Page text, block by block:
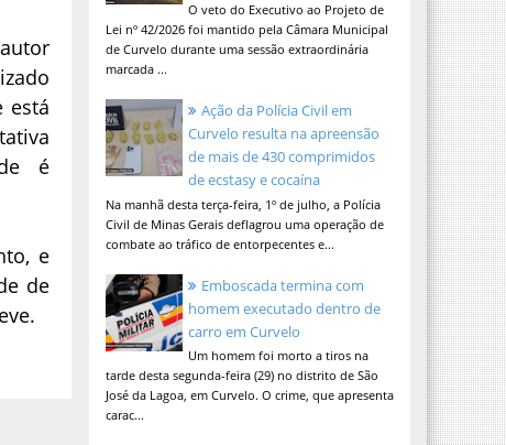
está
é
e
de
O veto do Executivo ao Projeto de
Lei nº 42/2026 foi mantido pela Câmara Municipal
de Curvelo durante uma sessão extraordinária
marcada ...
Ação da Polícia Civil em
Curvelo resulta na apreensão
de mais de 430 comprimidos
de ecstasy e cocaína
Na manhã desta terça-feira, 1º de julho, a Polícia
Civil de Minas Gerais deflagrou uma operação de
combate ao tráfico de entorpecentes e...
Emboscada termina com
homem executado dentro de
carro em Curvelo
Um homem foi morto a tiros na
tarde desta segunda-feira (29) no distrito de São
José da Lagoa, em Curvelo. O crime, que apresenta
carac...